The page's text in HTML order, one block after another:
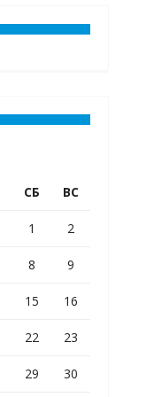
СБ ВС
1 2
8 9
15 16
22 23
29 30